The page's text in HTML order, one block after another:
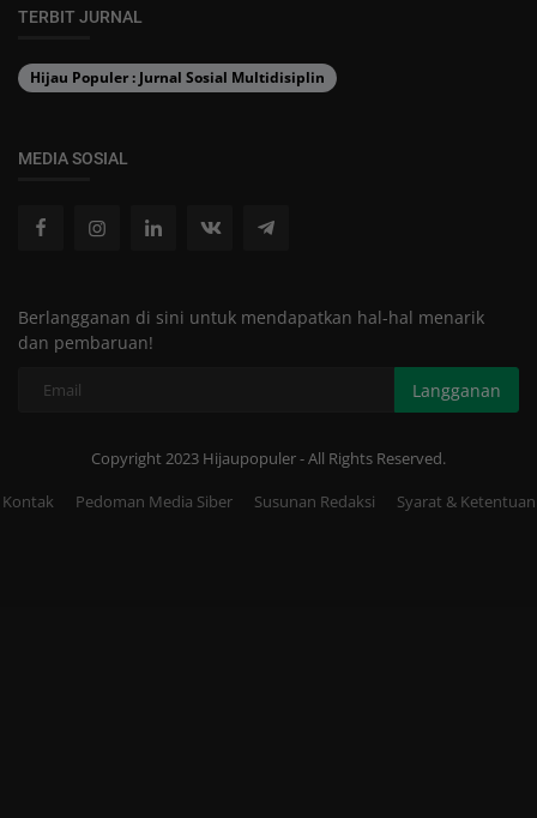
TERBIT JURNAL
Hijau Populer : Jurnal Sosial Multidisiplin
MEDIA SOSIAL
Berlangganan di sini untuk mendapatkan hal-hal menarik
dan pembaruan!
Langganan
Copyright 2023 Hijaupopuler - All Rights Reserved.
Kontak
Pedoman Media Siber Susunan Redaksi Syarat & Ketentuan